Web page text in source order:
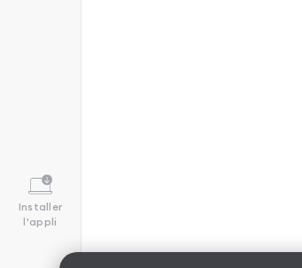
Installer
l'appli